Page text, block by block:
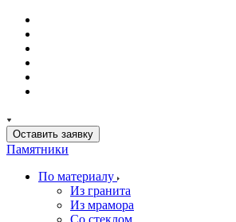
Оставить заявку
Памятники
По материалу
Из гранита
Из мрамора
Со стеклом